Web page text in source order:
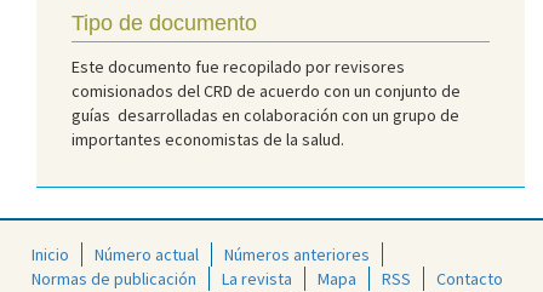
Tipo de documento
Este documento fue recopilado por revisores
comisionados del CRD de acuerdo con un conjunto de
guías desarrolladas en colaboración con un grupo de
importantes economistas de la salud.
Inicio Número actual
Números anteriores
Normas de publicación
La revista Mapa RSS Contacto